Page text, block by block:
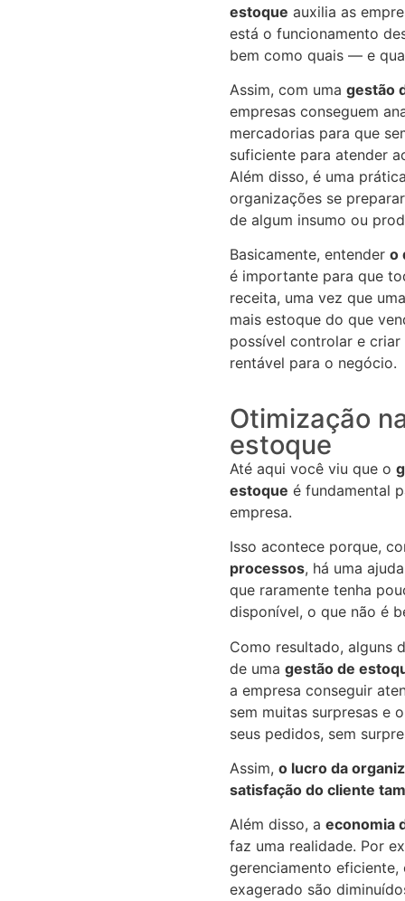
estoque auxilia as
está o funcionamento
bem como quais — e
Assim, com uma gestão
empresas conseguem
mercadorias para que
suficiente para atender
Além disso, é uma
organizações se
de algum insumo ou
Basicamente, entender o
é importante para que
receita, uma vez que
mais estoque do que
possível controlar e
rentável para o negócio.
Otimização
estoque
Até aqui você viu que o
estoque é fundamental
empresa.
Isso acontece porque,
processos, há uma
que raramente tenha
disponível, o que não é
Como resultado, alguns
de uma gestão de
a empresa conseguir
sem muitas surpresas e
seus pedidos, sem
Assim, o lucro da
satisfação do cliente
Além disso, a economia
faz uma realidade. Por
gerenciamento
exagerado são